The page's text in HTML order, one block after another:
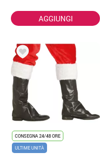
AGGIUNGI
CONSEGNA 24/48 ORE
ULTIME UNITÀ